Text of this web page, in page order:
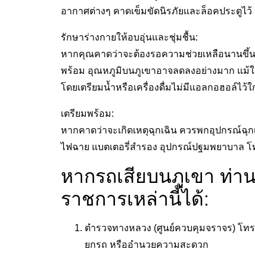
อากาศต่างๆ คาดเข็มขัดนิรภัยและล็อคประตูไว้
รักษาร่างกายให้อบอุ่นและชุ่มชื้น:
หากคุณคาดว่าจะต้องรอความช่วยเหลือนานขึ้
พร้อม อุณหภูมิบนภูเขาอาจลดลงอย่างมาก แม้
โดยเตรียมน้ำหรือเครื่องดื่มไม่มีแอลกอฮอล์ไว้
เตรียมพร้อม:
หากคาดว่าจะเกิดเหตุฉุกเฉิน ควรพกอุปกรณ์ฉุ
ไฟฉาย แบตเตอรี่สำรอง อุปกรณ์ปฐมพยาบาล
หากรถเสียบนภูเขา ท่
ราชการเหล่านี้ได้:
ตํารวจทางหลวง (ศูนย์ควบคุมจราจร) โท
ยกรถ หรืออํานวยความสะดวก